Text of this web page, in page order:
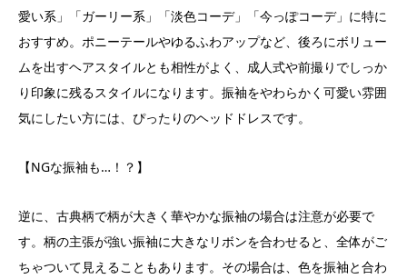
愛い系」「ガーリー系」「淡色コーデ」「今っぽコーデ」に特に
おすすめ。ポニーテールやゆるふわアップなど、後ろにボリュー
ムを出すヘアスタイルとも相性がよく、成人式や前撮りでしっか
り印象に残るスタイルになります。振袖をやわらかく可愛い雰囲
気にしたい方には、ぴったりのヘッドドレスです。
【NGな振袖も…！？】
逆に、古典柄で柄が大きく華やかな振袖の場合は注意が必要で
す。柄の主張が強い振袖に大きなリボンを合わせると、全体がご
ちゃついて見えることもあります。その場合は、色を振袖と合わ